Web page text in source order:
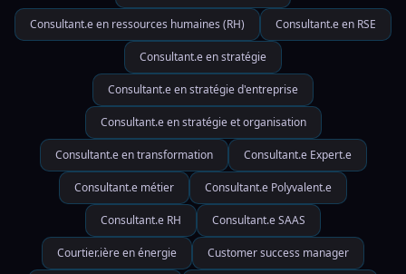
Consultant.e en ressources humaines (RH) Consultant.e en RSE
Consultant.e en stratégie
Consultant.e en stratégie d'entreprise
Consultant.e en stratégie et organisation
Consultant.e en transformation Consultant.e Expert.e
Consultant.e métier Consultant.e Polyvalent.e
Consultant.e RH Consultant.e SAAS
Courtier.ière en énergie Customer success manager